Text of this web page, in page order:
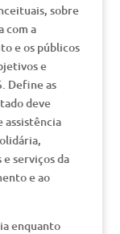
sobre
com a
e os públicos
e
Define as
deve
assistência
serviços da
e ao
enquanto